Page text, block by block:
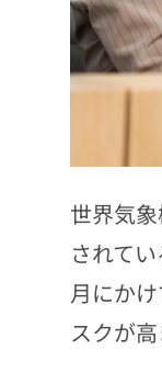
世界気
されて
月にか
スクが